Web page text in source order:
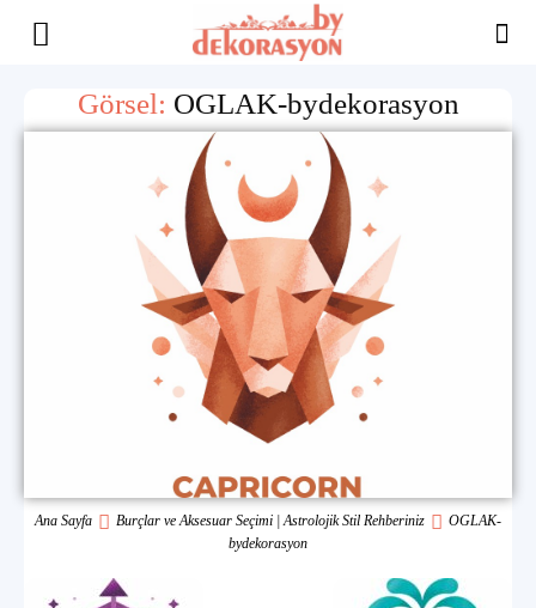
Yaşam
Görsel: OGLAK-bydekorasyon
Ana Sayfa Burçlar ve Aksesuar Seçimi | Astrolojik Stil Rehberiniz
OGLAK-
bydekorasyon